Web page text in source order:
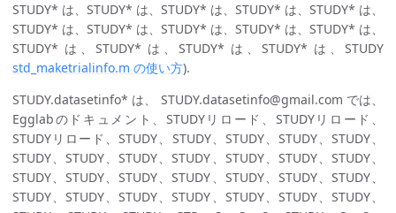
STUDY* は、STUDY* は、STUDY* は、STUDY* は、STUDY* は、
STUDY* は、STUDY* は、STUDY* は、STUDY* は、STUDY* は、
STUDY* は、STUDY* は、STUDY* は、STUDY* は、STUDY
std_maketrialinfo.m の使い方).
STUDY.datasetinfo* は、 STUDY.datasetinfo@gmail.com では、
Egglabのドキュメント、STUDYリロード、STUDYリロード、
STUDYリロード、STUDY、STUDY、STUDY、STUDY、STUDY、
STUDY、STUDY、STUDY、STUDY、STUDY、STUDY、STUDY、
STUDY、STUDY、STUDY、STUDY、STUDY、STUDY、STUDY、
STUDY、STUDY、STUDY、STUDY、STUDY、STUDY、STUDY、